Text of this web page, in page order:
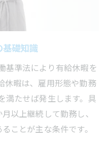
ト有給の使い方例
の活用アイデア集
取得のポイント
に取る流れと手続き
取得する交渉術
あるトラブル事例
請が通りやすくするコ
基礎知識
基準法により有給休暇を
休暇は、雇用形態や勤務
満たせば発生します。具
以上継続して勤務し、
ことが主な条件です。